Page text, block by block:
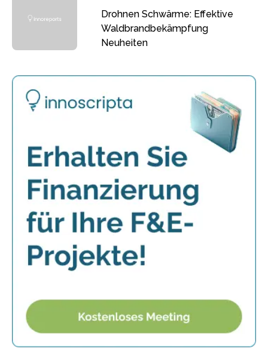
Drohnen Schwärme: Effektive
Waldbrandbekämpfung
Neuheiten